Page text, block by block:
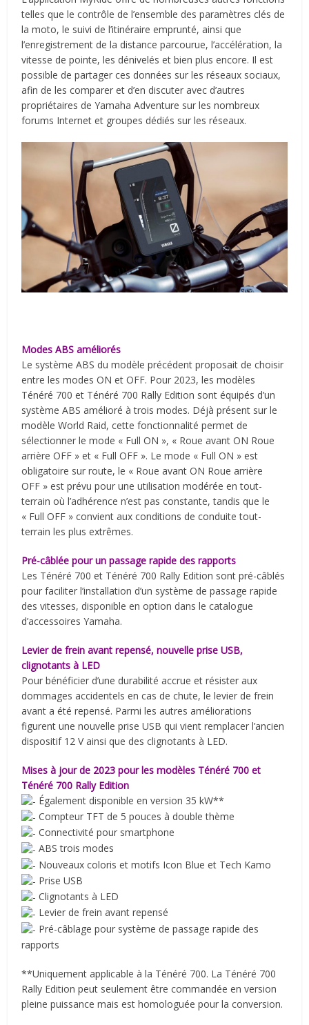
telles que le contrôle de l’ensemble des paramètres clés de
la moto, le suivi de l’itinéraire emprunté, ainsi que
l’enregistrement de la distance parcourue, l’accélération, la
vitesse de pointe, les dénivelés et bien plus encore. Il est
possible de partager ces données sur les réseaux sociaux,
afin de les comparer et d’en discuter avec d’autres
propriétaires de Yamaha Adventure sur les nombreux
forums Internet et groupes dédiés sur les réseaux.
Modes ABS améliorés
Le système ABS du modèle précédent proposait de choisir
entre les modes ON et OFF. Pour 2023, les modèles
Ténéré 700 et Ténéré 700 Rally Edition sont équipés d’un
système ABS amélioré à trois modes. Déjà présent sur le
modèle World Raid, cette fonctionnalité permet de
sélectionner le mode « Full ON », « Roue avant ON Roue
arrière OFF » et « Full OFF ». Le mode « Full ON » est
obligatoire sur route, le « Roue avant ON Roue arrière
OFF » est prévu pour une utilisation modérée en tout-
terrain où l’adhérence n’est pas constante, tandis que le
« Full OFF » convient aux conditions de conduite tout-
terrain les plus extrêmes.
Pré-câblée pour un passage rapide des rapports
Les Ténéré 700 et Ténéré 700 Rally Edition sont pré-câblés
pour faciliter l’installation d’un système de passage rapide
des vitesses, disponible en option dans le catalogue
d’accessoires Yamaha.
Levier de frein avant repensé, nouvelle prise USB,
clignotants à LED
Pour bénéficier d’une durabilité accrue et résister aux
dommages accidentels en cas de chute, le levier de frein
avant a été repensé. Parmi les autres améliorations
figurent une nouvelle prise USB qui vient remplacer l’ancien
dispositif 12 V ainsi que des clignotants à LED.
Mises à jour de 2023 pour les modèles Ténéré 700 et
Ténéré 700 Rally Edition
Également disponible en version 35 kW**
Compteur TFT de 5 pouces à double thème
Connectivité pour smartphone
ABS trois modes
Nouveaux coloris et motifs Icon Blue et Tech Kamo
Prise USB
Clignotants à LED
Levier de frein avant repensé
Pré-câblage pour système de passage rapide des
rapports
**Uniquement applicable à la Ténéré 700. La Ténéré 700
Rally Edition peut seulement être commandée en version
pleine puissance mais est homologuée pour la conversion.